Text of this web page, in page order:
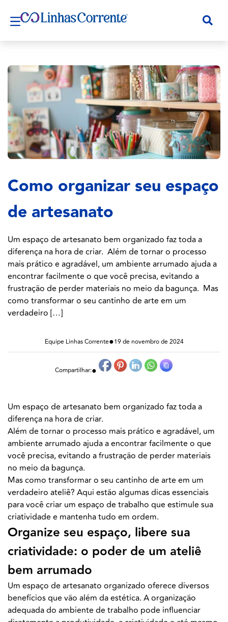
Como organizar seu espaço
de artesanato
Um espaço de artesanato bem organizado faz toda a
diferença na hora de criar. Além de tornar o processo
mais prático e agradável, um ambiente arrumado ajuda a
encontrar facilmente o que você precisa, evitando a
frustração de perder materiais no meio da bagunça. Mas
como transformar o seu cantinho de arte em um
verdadeiro […]
Equipe Linhas Corrente●19 de novembro de 2024
Compartilhar:●
Um espaço de artesanato bem organizado faz toda a
diferença na hora de criar.
Além de tornar o processo mais prático e agradável, um
ambiente arrumado ajuda a encontrar facilmente o que
você precisa, evitando a frustração de perder materiais
no meio da bagunça.
Mas como transformar o seu cantinho de arte em um
verdadeiro ateliê? Aqui estão algumas dicas essenciais
para você criar um espaço de trabalho que estimule sua
criatividade e mantenha tudo em ordem.
Organize seu espaço, libere sua
criatividade: o poder de um ateliê
bem arrumado
Um espaço de artesanato organizado oferece diversos
benefícios que vão além da estética. A organização
adequada do ambiente de trabalho pode influenciar